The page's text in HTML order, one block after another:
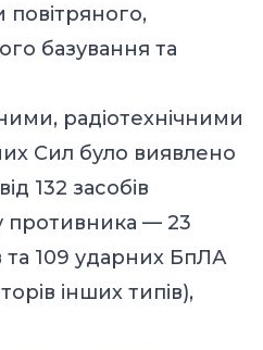
повітряного,
базування та
радіотехнічними
Сил було виявлено
132 засобів
противника — 23
та 109 ударних БпЛА
інших типів),